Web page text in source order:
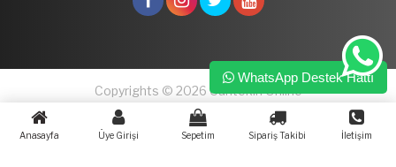
Copyrights © 2026 Cantekin Online
Anasayfa Üye Girişi Sepetim Sipariş Takibi İletişim
WhatsApp Destek Hattı